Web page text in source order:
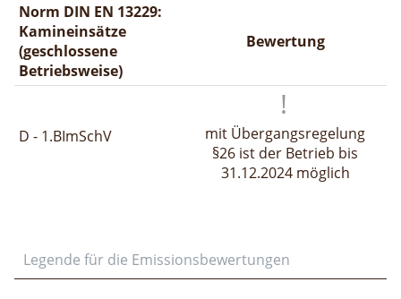
Norm DIN EN 13229:
Kamineinsätze
(geschlossene
Betriebsweise)
Bewertung
D - 1.BImSchV
mit Übergangsregelung
§26 ist der Betrieb bis
31.12.2024 möglich
Legende für die Emissionsbewertungen